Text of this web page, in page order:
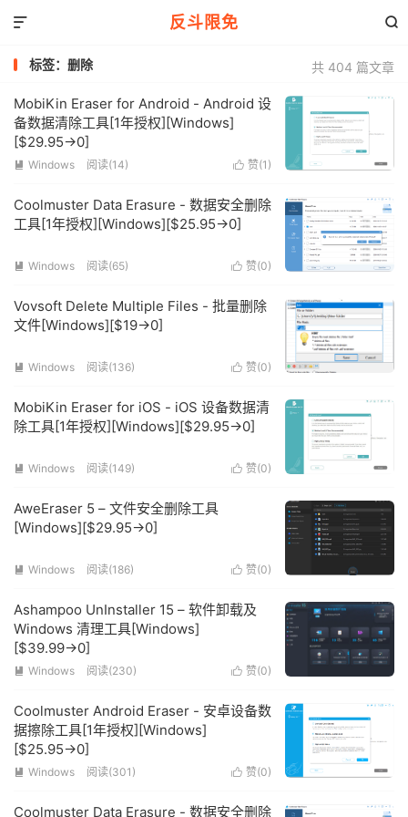
反斗限免 

共 404 篇文章
标签：删除
MobiKin Eraser for Android - Android 设
备数据清除工具[1年授权][Windows]
[$29.95→0]
 赞(1 )
 Windows 阅读(14)
Coolmuster Data Erasure - 数据安全删除
工具[1年授权][Windows][$25.95→0]
 赞(0)
 Windows 阅读(65)
Vovsoft Delete Multiple Files - 批量删除
文件[Windows][$19→0]
 赞(0)
 Windows 阅读(136)
MobiKin Eraser for iOS - iOS 设备数据清
除工具[1年授权][Windows][$29.95→0]
 赞(0)
 Windows 阅读(149)
AweEraser 5 – 文件安全删除工具
[Windows][$29.95→0]
 赞(0)
 Windows 阅读(186)
Ashampoo UnInstaller 15 – 软件卸载及
Windows 清理工具[Windows]
[$39.99→0]
 赞(0)
 Windows 阅读(230)
Coolmuster Android Eraser - 安卓设备数
据擦除工具[1年授权][Windows]
[$25.95→0]
 赞(0)
 Windows 阅读(301)
Coolmuster Data Erasure - 数据安全删除